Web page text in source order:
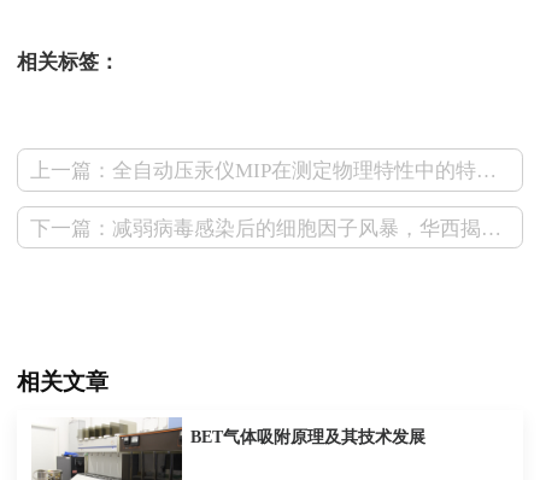
相关标签：
上一篇：全自动压汞仪MIP在测定物理特性中的特点及制样要求
下一篇：减弱病毒感染后的细胞因子风暴，华西揭示SARS-CoV-2新发现
相关文章
BET气体吸附原理及其技术发展